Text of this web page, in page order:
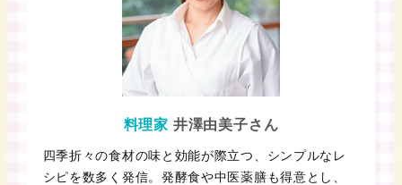
料理家 井澤由美子さん
四季折々の食材の味と効能が際立つ、シンプルなレ
シピを数多く発信。発酵食や中医薬膳も得意とし、